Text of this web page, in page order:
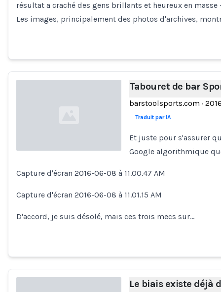
résultat a craché des gens brillants et heureux en masse
Les images, principalement des photos d'archives,
Loading...
Tabouret de bar
barstoolsports.com ·
Traduit par IA
Et juste pour s'assurer
Google algorithmique
Capture d'écran 2016-06-08 à 11.00.47 AM
Capture d'écran 2016-06-08 à 11.01.15 AM
D'accord, je suis désolé, mais ces trois mecs sur…
Le biais existe déjà